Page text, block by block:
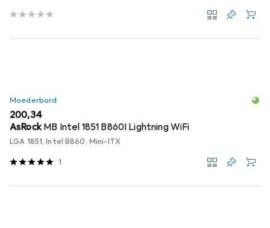
Moederbord
EUR
200,34
AsRock MB Intel 1851 B860I Lightning WiFi
LGA 1851, Intel B860, Mini-ITX
1